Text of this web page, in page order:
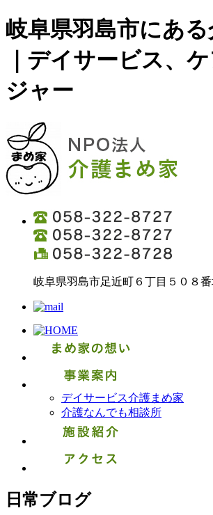
岐阜県羽島市にあ
｜デイサービス、
ジャー
岐阜県羽島市足近町６丁目５０８番
デイサービス介護まめ家
介護なんでも相談所
日常ブログ